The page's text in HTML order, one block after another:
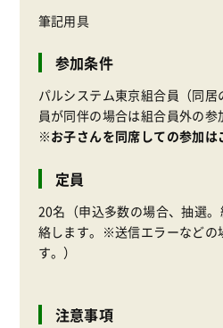
筆記用具
参加条件
パルシステム東京組合員（同
員が同伴の場合は組合員外の参
※お子さんを同席しての参加は
定員
20名（申込多数の場合、抽選
絡します。※送信エラーなどの
す。）
注意事項